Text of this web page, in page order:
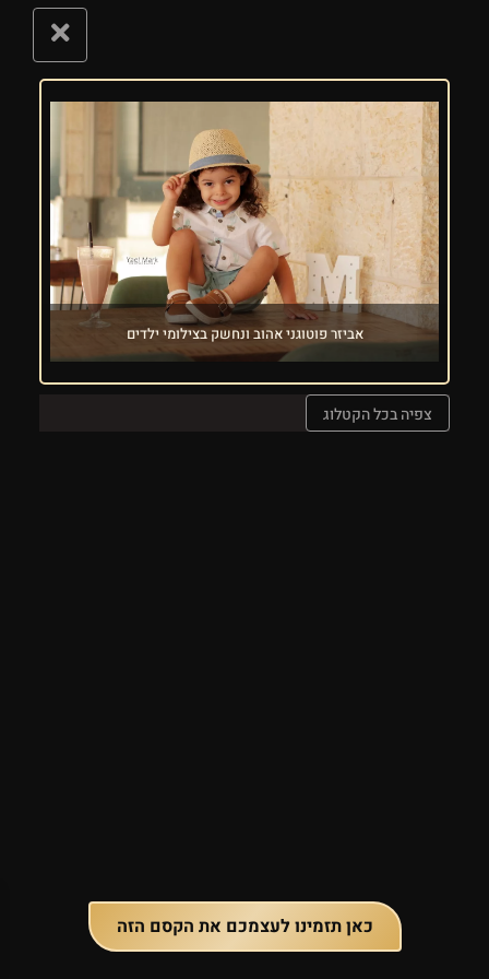
צפיה בכל הקטלוג
אביזר פוטוגני אהוב ונחשק בצילומי ילדים
כאן תזמינו לעצמכם את הקסם הזה